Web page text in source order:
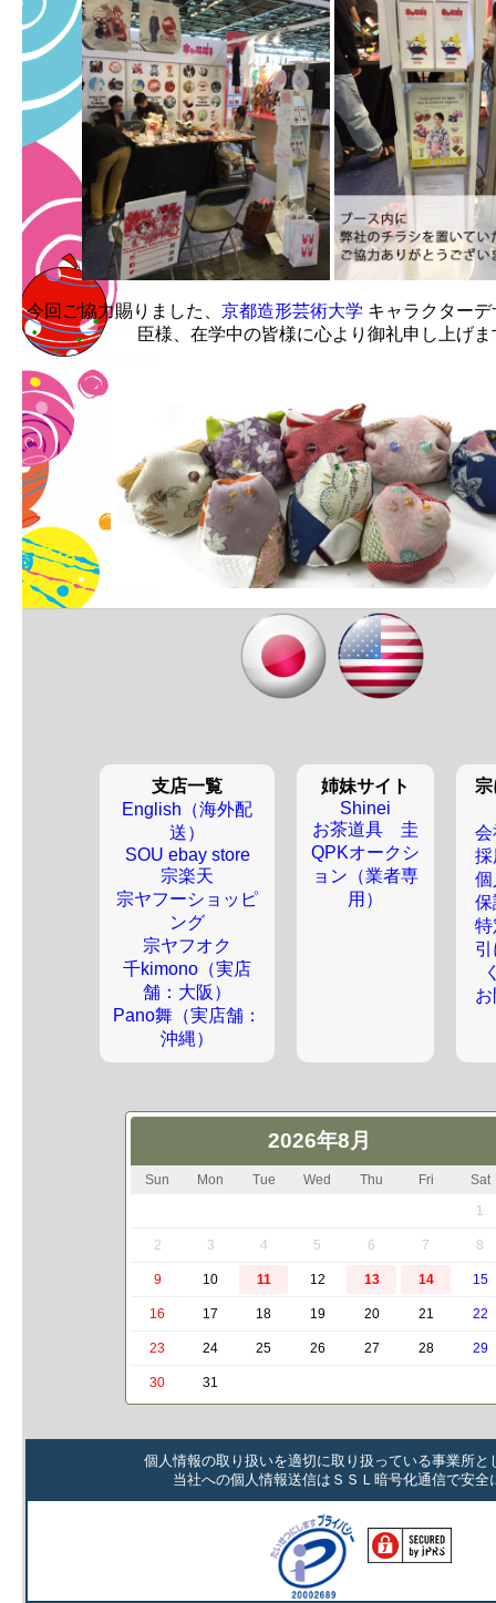
今回ご協力賜りました、 京都造形芸術大学 キャラクター
臣様、在学中の皆様に心より御礼申し上げま
支店一覧
English（海外配
送）
SOU ebay store
宗楽天
宗ヤフーショッピ
ング
宗ヤフオク
千kimono（実店
舗：大阪）
Pano舞（実店舗：
沖縄）
姉妹サイト
Shinei
お茶道具 圭
QPKオークシ
ョン（業者専
用）
会
採
個
保
特
2026年8月
Sun Mon Tue Wed Thu Fri
Sat
1
2 3 4 5 6 7 8
9 10 11 12 13 14 15
16 17 18 19 20 21 22
23 24 25 26 27 28 29
30 31
個人情報の取り扱いを適切に取り扱っている事業所と
当社への個人情報送信はＳＳＬ暗号化通信で安全